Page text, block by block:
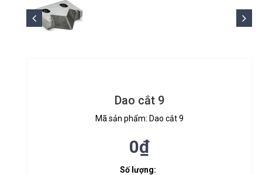
Dao cắt 9
Mã sản phẩm: Dao cắt 9
0₫
Số lượng: